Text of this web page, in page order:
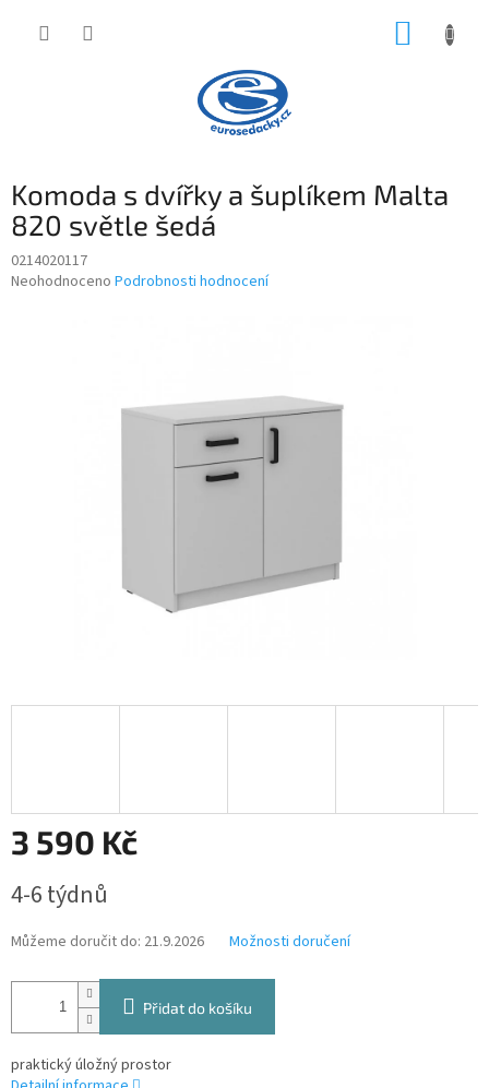
Komoda s dvířky a šuplíkem Malta
820 světle šedá
0214020117
Průměrné
Neohodnoceno Podrobnosti hodnocení
3 590 Kč
cena:
4-6 týdnů
Můžeme doručit do: 21.9.2026 Možnosti doručení
Přidat do košíku
praktický úložný prostor